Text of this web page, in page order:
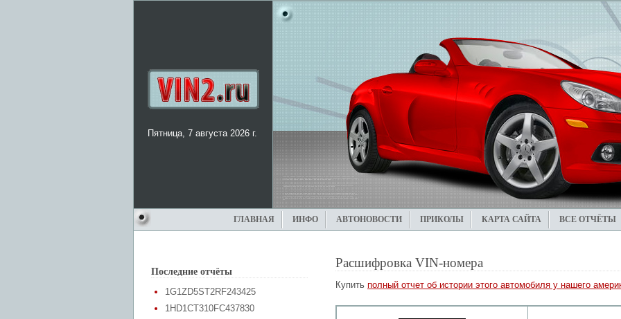
Пятница, 7 августа 2026 г.
ГЛАВНАЯ ИНФО АВТОНОВОСТИ ПРИКОЛЫ КАРТА САЙТА ВСЕ ОТЧЁТЫ
Последние отчёты
1G1ZD5ST2RF243425
1HD1CT310FC437830
Расшифровка VIN-номера
Купить полный отчет об истории этого автомобиля у нашего